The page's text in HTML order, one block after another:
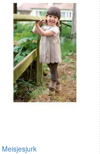
Meisjesjurk